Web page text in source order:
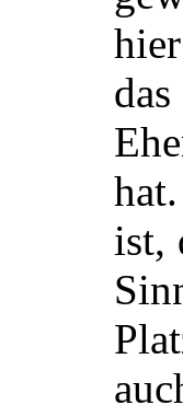
ist,